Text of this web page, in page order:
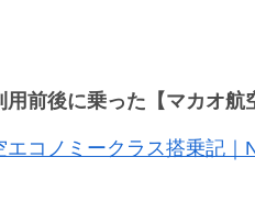
用前後に乗った【マカオ航
エコノミークラス搭乗記